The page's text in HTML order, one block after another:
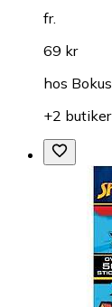
fr.
69 kr
hos Bokus
+2 butiker